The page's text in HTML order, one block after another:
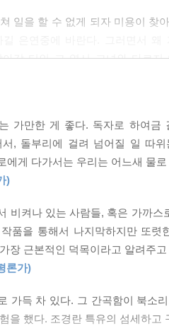
에 뿌리 깊게 남아 있던 상처를
모두가 아는 대로 아름답다. 한없
같은 비유를 그녀의 문장에도 똑
야기가 끝나지 않기를 바라게 된
중에서
일을 할 수 없게 되자 미용이 찾
갈 터인 그 역시 그녀와 다르
고 있었고, 자신이 그 대상으로 선
찾아내기 위해 검은색 복면을
그녀의 집을 찾아간다. 미용은
다면서 재서에게 그 글을 읽어준
밝혀진다. 교련 선생님을 만나
었던 것은 교련 선생님에 대한 이
복사나무에 대해 얘기한다. 기가
듣고 나서, 재서는 책을 읽을 때
면서, 미용은 검은색 복면으로
가만한 게 좋다. 독자로 하여
, 돌부리에 걸려 넘어질 일 따
에게 다가서는 우리는 어느새 물
)
비켜나 있는 사람들, 혹은 가까
품을 통해서 나지막하지만 또
장 근본적인 덕목이라고 알려주
론가)
가득 차 있다. 그 간곡함이 북소
을 했다. 조경란 특유의 섬세하